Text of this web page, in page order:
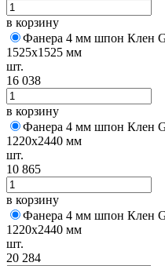
в корзину
Фанера 4 мм шпон Клен
1525х1525 мм
шт.
16 038
в корзину
Фанера 4 мм шпон Клен
1220х2440 мм
шт.
10 865
в корзину
Фанера 4 мм шпон Клен
1220х2440 мм
шт.
20 284